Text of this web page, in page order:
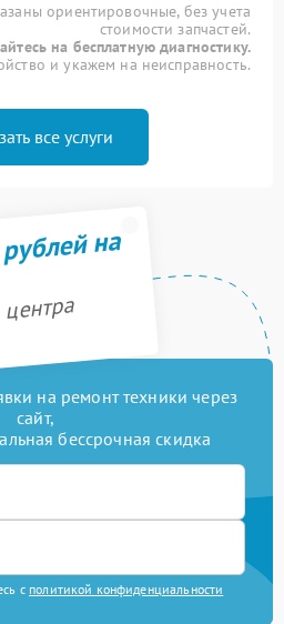
ориентировочные, без учета
стоимости запчастей.
на бесплатную диагностику.
и укажем на неисправность.
все услуги
на
на ремонт техники через
сайт,
бессрочная скидка
с политикой конфиденциальности